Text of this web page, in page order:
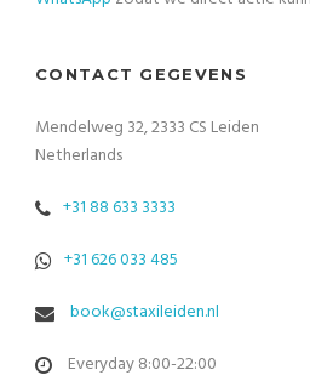
CONTACT GEGEVENS
Mendelweg 32, 2333 CS Leiden
Netherlands
+31 88 633 3333
+31 626 033 485
book@staxileiden.nl
Everyday 8:00-22:00